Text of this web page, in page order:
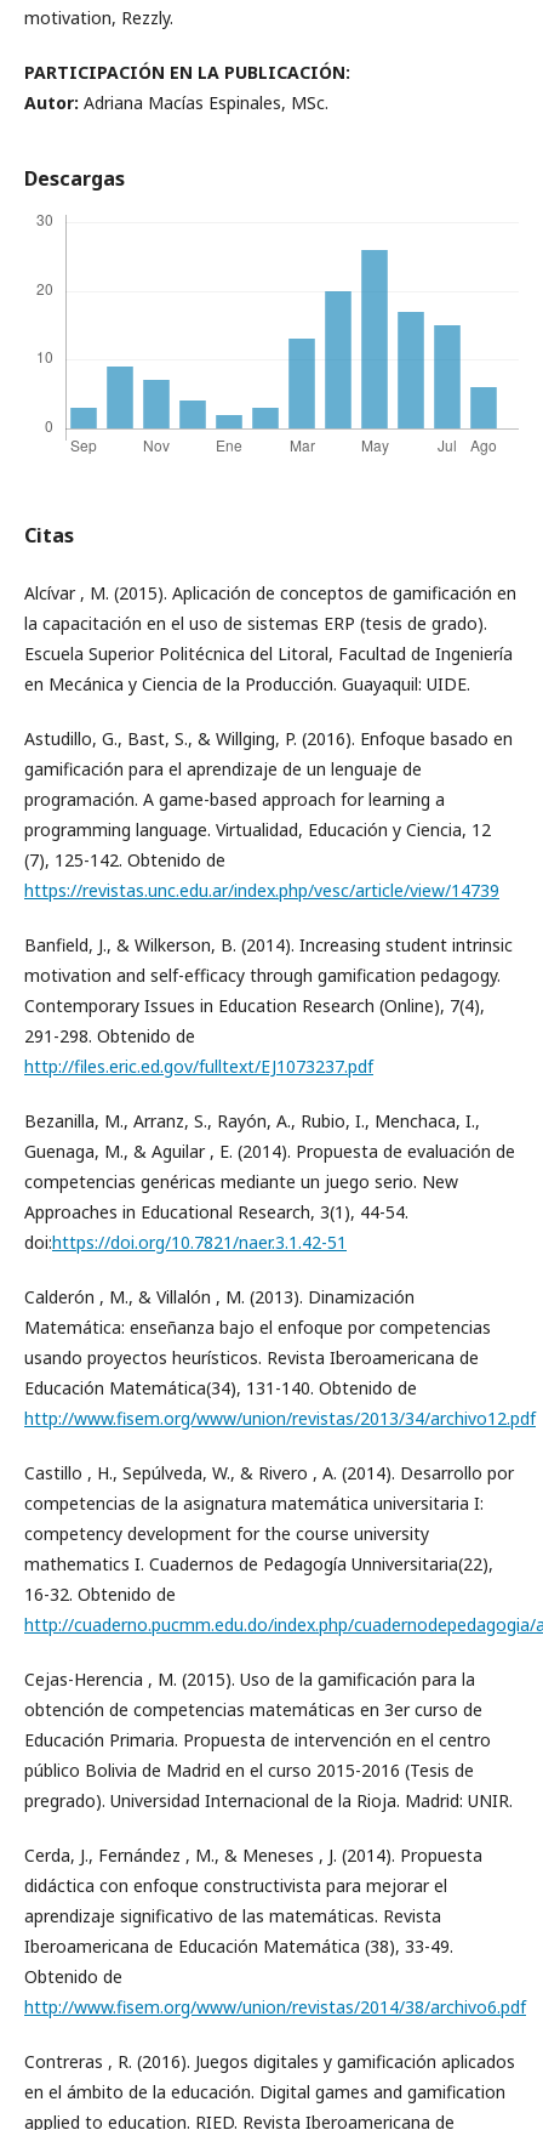
motivation, Rezzly.
PARTICIPACIÓN EN LA PUBLICACIÓN:
Autor: Adriana Macías Espinales, MSc.
Descargas
Citas
Alcívar , M. (2015). Aplicación de conceptos de gamificación en
la capacitación en el uso de sistemas ERP (tesis de grado).
Escuela Superior Politécnica del Litoral, Facultad de Ingeniería
en Mecánica y Ciencia de la Producción. Guayaquil: UIDE.
Astudillo, G., Bast, S., & Willging, P. (2016). Enfoque basado en
gamificación para el aprendizaje de un lenguaje de
programación. A game-based approach for learning a
programming language. Virtualidad, Educación y Ciencia, 12
(7), 125-142. Obtenido de
https://revistas.unc.edu.ar/index.php/vesc/article/view/14739
Banfield, J., & Wilkerson, B. (2014). Increasing student intrinsic
motivation and self-efficacy through gamification pedagogy.
Contemporary Issues in Education Research (Online), 7(4),
291-298. Obtenido de
http://files.eric.ed.gov/fulltext/EJ1073237.pdf
Bezanilla, M., Arranz, S., Rayón, A., Rubio, I., Menchaca, I.,
Guenaga, M., & Aguilar , E. (2014). Propuesta de evaluación de
competencias genéricas mediante un juego serio. New
Approaches in Educational Research, 3(1), 44-54.
doi:https://doi.org/10.7821/naer.3.1.42-51
Calderón , M., & Villalón , M. (2013). Dinamización
Matemática: enseñanza bajo el enfoque por competencias
usando proyectos heurísticos. Revista Iberoamericana de
Educación Matemática(34), 131-140. Obtenido de
http://www.fisem.org/www/union/revistas/2013/34/archivo12.pdf
Castillo , H., Sepúlveda, W., & Rivero , A. (2014). Desarrollo por
competencias de la asignatura matemática universitaria I:
competency development for the course university
mathematics I. Cuadernos de Pedagogía Unniversitaria(22),
16-32. Obtenido de
http://cuaderno.pucmm.edu.do/index.php/
Cejas-Herencia , M. (2015). Uso de la gamificación para la
obtención de competencias matemáticas en 3er curso de
Educación Primaria. Propuesta de intervención en el centro
público Bolivia de Madrid en el curso 2015-2016 (Tesis de
pregrado). Universidad Internacional de la Rioja. Madrid: UNIR.
Cerda, J., Fernández , M., & Meneses , J. (2014). Propuesta
didáctica con enfoque constructivista para mejorar el
aprendizaje significativo de las matemáticas. Revista
Iberoamericana de Educación Matemática (38), 33-49.
Obtenido de
http://www.fisem.org/www/union/revistas/2014/38/archivo6.pdf
Contreras , R. (2016). Juegos digitales y gamificación aplicados
en el ámbito de la educación. Digital games and gamification
applied to education. RIED. Revista Iberoamericana de